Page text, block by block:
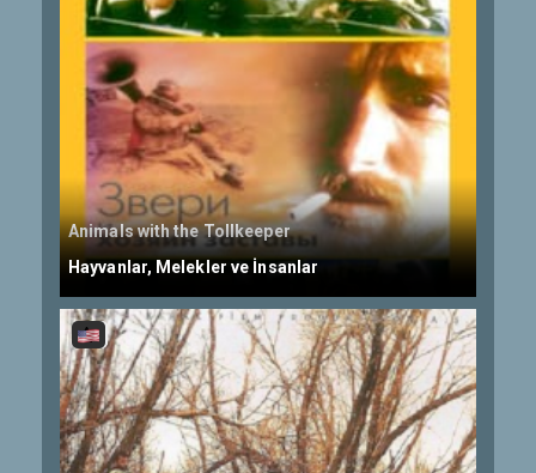
Animals with the Tollkeeper
Hayvanlar, Melekler ve İnsanlar